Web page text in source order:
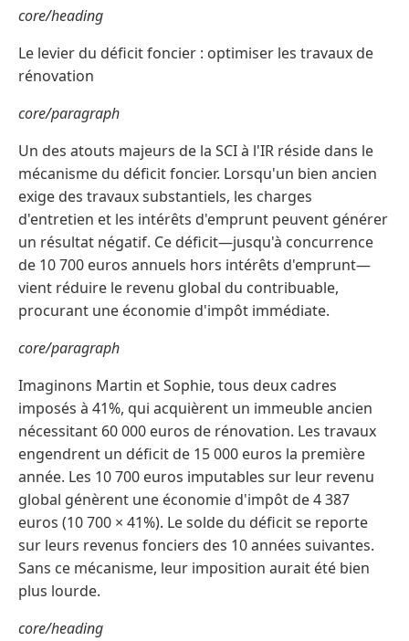
core/heading
Le levier du déficit foncier : optimiser les travaux de
rénovation
core/paragraph
Un des atouts majeurs de la SCI à l'IR réside dans le
mécanisme du déficit foncier. Lorsqu'un bien ancien
exige des travaux substantiels, les charges
d'entretien et les intérêts d'emprunt peuvent générer
un résultat négatif. Ce déficit—jusqu'à concurrence
de 10 700 euros annuels hors intérêts d'emprunt—
vient réduire le revenu global du contribuable,
procurant une économie d'impôt immédiate.
core/paragraph
Imaginons Martin et Sophie, tous deux cadres
imposés à 41%, qui acquièrent un immeuble ancien
nécessitant 60 000 euros de rénovation. Les travaux
engendrent un déficit de 15 000 euros la première
année. Les 10 700 euros imputables sur leur revenu
global génèrent une économie d'impôt de 4 387
euros (10 700 × 41%). Le solde du déficit se reporte
sur leurs revenus fonciers des 10 années suivantes.
Sans ce mécanisme, leur imposition aurait été bien
plus lourde.
core/heading